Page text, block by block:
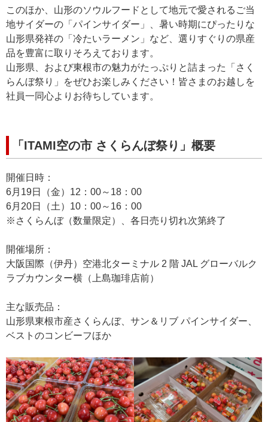
このほか、山形のソウルフードとして地元で愛されるご当
地サイダーの「パインサイダー」、暑い時期にぴったりな
山形県発祥の「冷たいラーメン」など、選りすぐりの県産
品を豊富に取りそろえております。
山形県、および東根市の魅力がたっぷりと詰まった「さく
らんぼ祭り」をぜひお楽しみください！皆さまのお越しを
社員一同心よりお待ちしています。
「ITAMI空の市 さくらんぼ祭り」概要
開催日時：
6月19日（金）12：00～18：00
6月20日（土）10：00～16：00
※さくらんぼ（数量限定）、各日売り切れ次第終了
開催場所：
大阪国際（伊丹）空港北ターミナル 2 階 JAL グローバルク
ラブカウンター横（上島珈琲店前）
主な販売品：
山形県東根市産さくらんぼ、サン＆リブ パインサイダー、
ベストのコンビーフほか